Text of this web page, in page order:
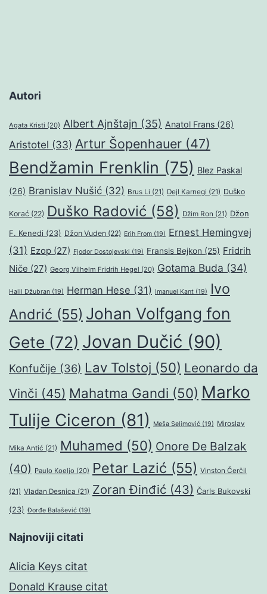
Autori
Agata Kristi (20) Albert Ajnštajn (35) Anatol Frans (26)
Aristotel (33) Artur Šopenhauer (47)
Bendžamin Frenklin (75) Blez Paskal
(26) Branislav Nušić (32) Brus Li (21) Dejl Karnegi (21) Duško
Korać (22) Duško Radović (58) Džim Ron (21) Džon
F. Kenedi (23) Džon Vuden (22) Erih From (19) Ernest Hemingvej
(31) Ezop (27) Fjodor Dostojevski (19) Fransis Bejkon (25) Fridrih
Niče (27) Georg Vilhelm Fridrih Hegel (20) Gotama Buda (34)
Halil Džubran (19) Herman Hese (31) Imanuel Kant (19)
Ivo
Andrić (55) Johan Volfgang fon
Gete (72) Jovan Dučić (90)
Konfučije (36) Lav Tolstoj (50) Leonardo da
Vinči (45) Mahatma Gandi (50) Marko
Tulije Ciceron (81) Meša Selimović (19) Miroslav
Mika Antić (21) Muhamed (50) Onore De Balzak
(40) Paulo Koeljo (20) Petar Lazić (55) Vinston Čerčil
(21) Vladan Desnica (21) Zoran Đinđić (43) Čarls Bukovski
(23) Đorđe Balašević (19)
Najnoviji citati
Alicia Keys citat
Donald Krause citat